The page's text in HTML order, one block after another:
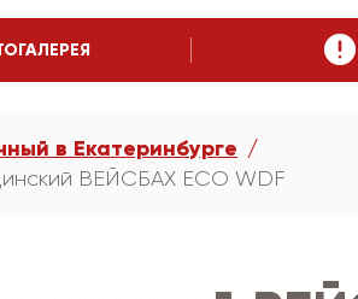
в Екатеринбурге
ВЕЙСБАХ ECO WDF